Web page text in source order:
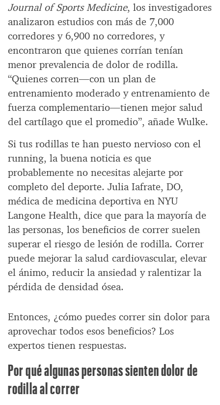
Journal of Sports Medicine, los investigadores
analizaron estudios con más de 7,000
corredores y 6,900 no corredores, y
encontraron que quienes corrían tenían
menor prevalencia de dolor de rodilla.
“Quienes corren—con un plan de
entrenamiento moderado y entrenamiento de
fuerza complementario—tienen mejor salud
del cartílago que el promedio”, añade Wulke.
Si tus rodillas te han puesto nervioso con el
running, la buena noticia es que
probablemente no necesitas alejarte por
completo del deporte. Julia Iafrate, DO,
médica de medicina deportiva en NYU
Langone Health, dice que para la mayoría de
las personas, los beneficios de correr suelen
superar el riesgo de lesión de rodilla. Correr
puede mejorar la salud cardiovascular, elevar
el ánimo, reducir la ansiedad y ralentizar la
pérdida de densidad ósea.
Entonces, ¿cómo puedes correr sin dolor para
aprovechar todos esos beneficios? Los
expertos tienen respuestas.
Por qué algunas personas sienten dolor de
rodilla al correr